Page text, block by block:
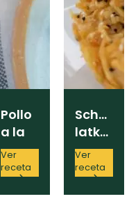
Pollo
a la
griega
Ver
receta
Schnitzel
latkes
Ver
receta